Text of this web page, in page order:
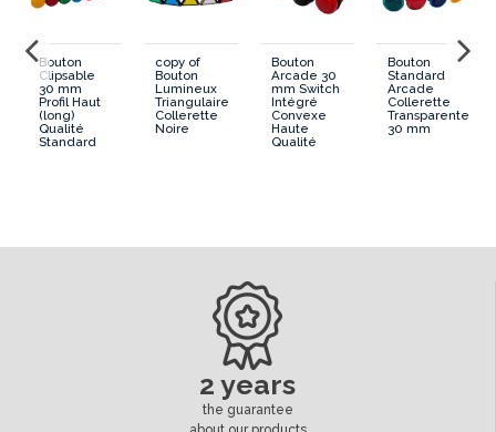
Bouton
Clipsable
30 mm
Profil Haut
(long)
Qualité
Standard
copy of
Bouton
Lumineux
Triangulaire
Collerette
Noire
Bouton
Arcade 30
mm Switch
Intégré
Convexe
Haute
Qualité
Bouton
Standard
Arcade
Collerette
Transparente
30 mm
2 years
the guarantee